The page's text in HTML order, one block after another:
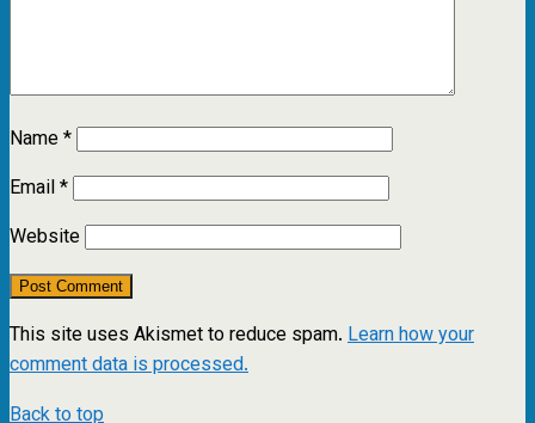
Name*
Email*
Website
This site uses Akismet to reduce spam. Learn how your
comment data is processed.
Back to top